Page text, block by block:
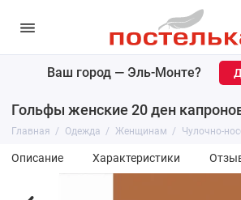
Ваш город — Эль-Монте?
Гольфы женские 20 ден
Главная Одежда Женщинам Чулочно-
Описание Характеристики